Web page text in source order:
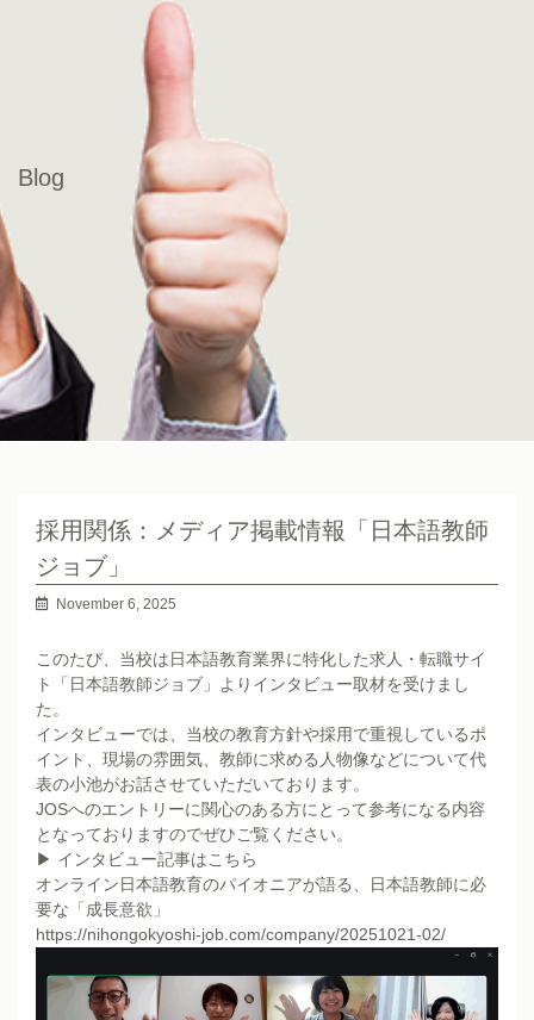
Blog
採用関係：メディア掲載情報「日本語教師
ジョブ」
November 6, 2025
このたび、当校は日本語教育業界に特化した求人・転職サイ
ト「日本語教師ジョブ」よりインタビュー取材を受けまし
た。
インタビューでは、当校の教育方針や採用で重視しているポ
イント、現場の雰囲気、教師に求める人物像などについて代
表の小池がお話させていただいております。
JOSへのエントリーに関心のある方にとって参考になる内容
となっておりますのでぜひご覧ください。
▶ インタビュー記事はこちら
オンライン日本語教育のパイオニアが語る、日本語教師に必
要な「成長意欲」
https://nihongokyoshi-job.com/company/20251021-02/